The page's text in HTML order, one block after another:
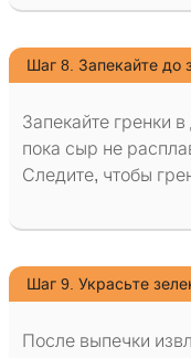
Шаг 8. Запекайте до
Запекайте гренки
пока сыр не
Следите, чтобы
Шаг 9. Украсьте
После выпечки